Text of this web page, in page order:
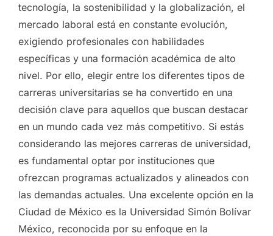
tecnología, la sostenibilidad y la globalización, el
mercado laboral está en constante evolución,
exigiendo profesionales con habilidades
específicas y una formación académica de alto
nivel. Por ello, elegir entre los diferentes tipos de
carreras universitarias se ha convertido en una
decisión clave para aquellos que buscan destacar
en un mundo cada vez más competitivo. Si estás
considerando las mejores carreras de universidad,
es fundamental optar por instituciones que
ofrezcan programas actualizados y alineados con
las demandas actuales. Una excelente opción en la
Ciudad de México es la Universidad Simón Bolívar
México, reconocida por su enfoque en la